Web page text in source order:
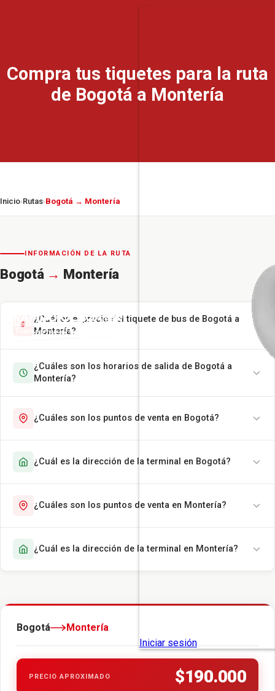
Compra tus tiquetes para la ruta
de Bogotá a Montería
Inicio›Rutas›Bogotá → Montería
INFORMACIÓN DE LA RUTA
Bogotá → Montería
¿Cuál es el precio del tiquete de bus de Bogotá a
Montería?
¿Cuáles son los horarios de salida de Bogotá a
Montería?
¿Cuáles son los puntos de venta en Bogotá?
¿Cuál es la dirección de la terminal en Bogotá?
¿Cuáles son los puntos de venta en Montería?
¿Cuál es la dirección de la terminal en Montería?
Bogotá Montería
PRECIO APROXIMADO $190.000